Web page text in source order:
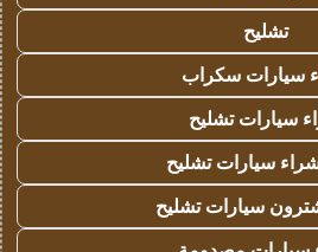
تشليح
سيارات سكراب
سيارات تشليح
سيارات تشليح
سيارات تشليح